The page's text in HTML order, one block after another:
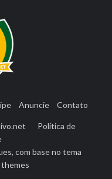
Anuncie Contato
Política de
, com base no tema
themes